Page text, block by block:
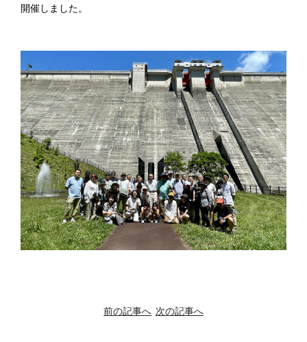
開催しました。
前の記事へ 次の記事へ